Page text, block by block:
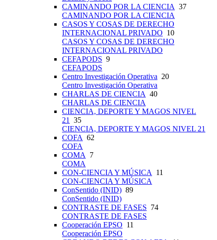
CAMINANDO POR LA CIENCIA 37
CAMINANDO POR LA CIENCIA
CASOS Y COSAS DE DERECHO
INTERNACIONAL PRIVADO 10
CASOS Y COSAS DE DERECHO
INTERNACIONAL PRIVADO
CEFAPODS 9
CEFAPODS
Centro Investigación Operativa 20
Centro Investigación Operativa
CHARLAS DE CIENCIA 40
CHARLAS DE CIENCIA
CIENCIA, DEPORTE Y MAGOS NIVEL
21 35
CIENCIA, DEPORTE Y MAGOS NIVEL 21
COFA 62
COFA
COMA 7
COMA
CON-CIENCIA Y MÚSICA 11
CON-CIENCIA Y MÚSICA
ConSentido (INID) 89
ConSentido (INID)
CONTRASTE DE FASES 74
CONTRASTE DE FASES
Cooperación EPSO 11
Cooperación EPSO